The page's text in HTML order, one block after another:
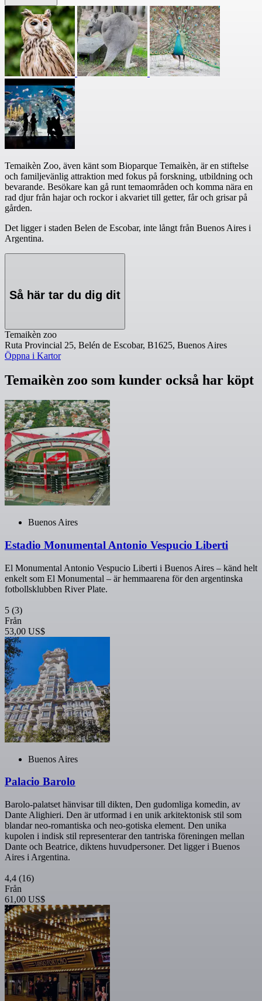
Temaikèn Zoo, även känt som Bioparque Temaikèn, är en stiftelse
och familjevänlig attraktion med fokus på forskning, utbildning och
bevarande. Besökare kan gå runt temaområden och komma nära en
rad djur från hajar och rockor i akvariet till getter, får och grisar på
gården.
Det ligger i staden Belen de Escobar, inte långt från Buenos Aires i
Argentina.
Så här tar du dig dit
Temaikèn zoo
Ruta Provincial 25, Belén de Escobar, B1625, Buenos Aires
Öppna i Kartor
Temaikèn zoo som kunder också har köpt
Buenos Aires
Estadio Monumental Antonio Vespucio Liberti
El Monumental Antonio Vespucio Liberti i Buenos Aires – känd helt
enkelt som El Monumental – är hemmaarena för den argentinska
fotbollsklubben River Plate.
5 (3)
Från
53,00 US$
Buenos Aires
Palacio Barolo
Barolo-palatset hänvisar till dikten, Den gudomliga komedin, av
Dante Alighieri. Den är utformad i en unik arkitektonisk stil som
blandar neo-romantiska och neo-gotiska element. Den unika
kupolen i indisk stil representerar den tantriska föreningen mellan
Dante och Beatrice, diktens huvudpersoner. Det ligger i Buenos
Aires i Argentina.
4,4 (16)
Från
61,00 US$